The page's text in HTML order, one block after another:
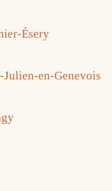
Ésery
en-Genevois